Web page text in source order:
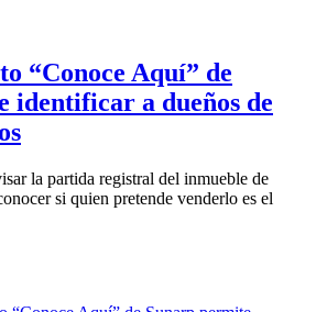
“Conoce Aquí” de
identificar a dueños de
la partida registral del inmueble de
si quien pretende venderlo es el